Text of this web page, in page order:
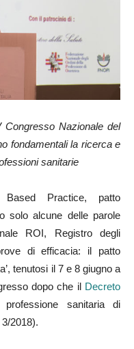
Nazionale del
fondamentali la ricerca e
sanitarie
Based Practice, patto
solo alcune delle parole
ROI, Registro degli
di efficacia: il patto
tenutosi il 7 e 8 giugno a
dopo che il Decreto
sanitaria di
2018).